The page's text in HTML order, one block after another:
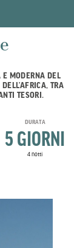
MODERNA DEL
TRA
TESORI.
DURATA
5 GIORNI
4 notti